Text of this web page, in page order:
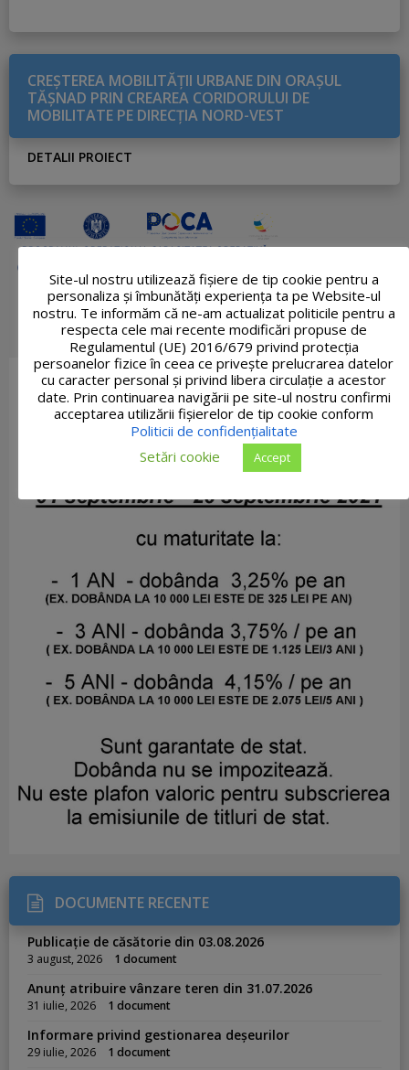
CREŞTEREA MOBILITĂŢII URBANE DIN ORAŞUL
TĂŞNAD PRIN CREAREA CORIDORULUI DE
MOBILITATE PE DIRECŢIA NORD-VEST
DETALII PROIECT
DOCUMENTE RECENTE
Publicație de căsătorie din 03.08.2026
3 august, 2026 1 document
Anunț atribuire vânzare teren din 31.07.2026
31 iulie, 2026 1 document
Informare privind gestionarea deșeurilor
29 iulie, 2026 1 document
Site-ul nostru utilizează fişiere de tip cookie pentru a
personaliza și îmbunătăți experiența ta pe Website-ul
nostru. Te informăm că ne-am actualizat politicile pentru a
respecta cele mai recente modificări propuse de
Regulamentul (UE) 2016/679 privind protecția
persoanelor fizice în ceea ce privește prelucrarea datelor
cu caracter personal și privind libera circulație a acestor
date. Prin continuarea navigării pe site-ul nostru confirmi
acceptarea utilizării fişierelor de tip cookie conform
Politicii de confidențialitate
Setări cookie
Accept